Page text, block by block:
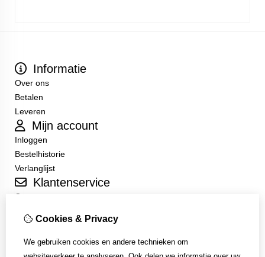
Informatie
Over ons
Betalen
Leveren
Mijn account
Inloggen
Bestelhistorie
Verlanglijst
Klantenservice
Contact
Algemene Voorwaarden
Cookies & Privacy
We gebruiken cookies en andere technieken om